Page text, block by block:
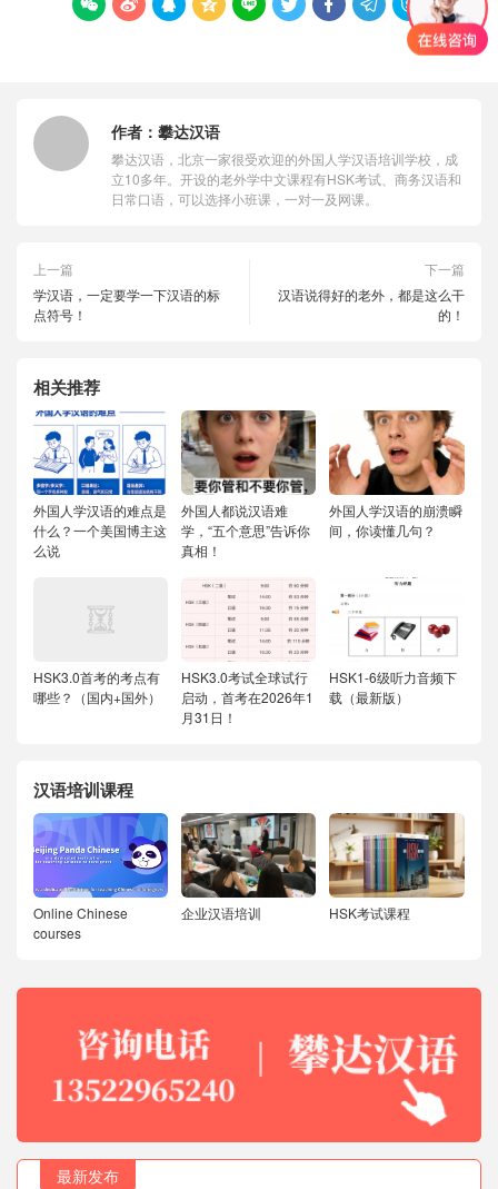
        
作者： 攀达汉语
攀达汉语，北京一家很受欢迎的外国人学汉语培训学校，成
立10多年。开设的老外学中文课程有HSK考试、商务汉语和
日常口语，可以选择小班课，一对一及网课。
上一篇
学汉语，一定要学一下汉语的标
点符号！
下一篇
汉语说得好的老外，都是这么干
的！
相关推荐
外国人学汉语的难点是
什么？一个美国博主这
么说
外国人都说汉语难
学，“五个意思”告诉你
真相！
外国人学汉语的崩溃瞬
间，你读懂几句？
HSK3.0首考的考点有
哪些？（国内+国外）
HSK3.0考试全球试行
启动，首考在2026年1
月31日！
HSK1-6级听力音频下
载（最新版）
汉语培训课程
Online Chinese
courses
企业汉语培训 HSK考试课程
最新发布